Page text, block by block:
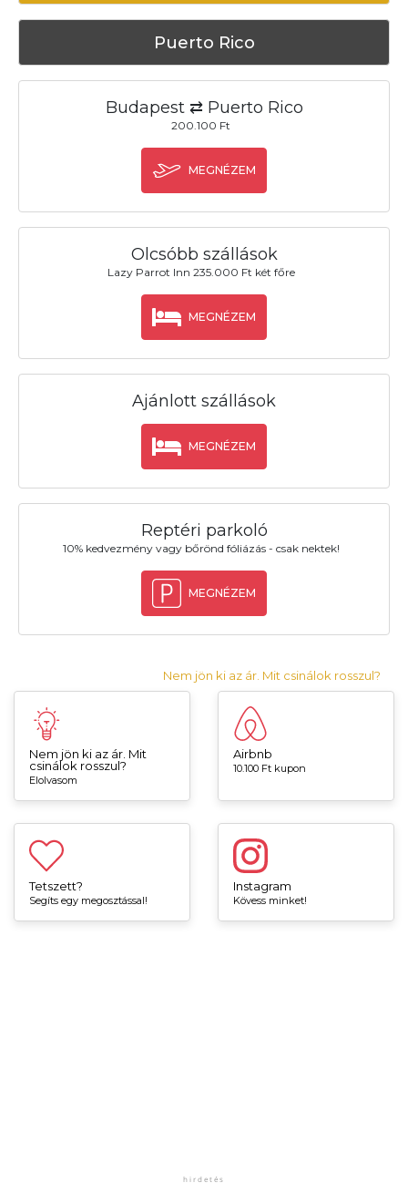
Puerto Rico
Budapest ⇄ Puerto Rico
200.100 Ft
MEGNÉZEM
Olcsóbb szállások
Lazy Parrot Inn 235.000 Ft két főre
MEGNÉZEM
Ajánlott szállások
MEGNÉZEM
Reptéri parkoló
10% kedvezmény vagy bőrönd fóliázás - csak nektek!
MEGNÉZEM
Nem jön ki az ár. Mit csinálok rosszul?
Nem jön ki az ár. Mit
csinálok rosszul?
Elolvasom
Airbnb
10.100 Ft kupon
Tetszett?
Segíts egy megosztással!
Instagram
Kövess minket!